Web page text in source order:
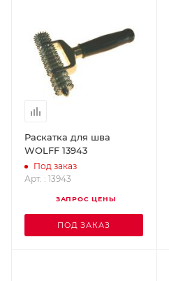
Раскатка для шва
WOLFF 13943
Под заказ
Арт. : 13943
ЗАПРОС ЦЕНЫ
ПОД ЗАКАЗ